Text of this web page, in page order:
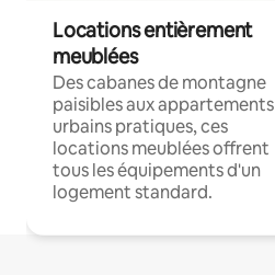
Locations entièrement
meublées
Des cabanes de montagne
paisibles aux appartements
urbains pratiques, ces
locations meublées offrent
tous les équipements d'un
logement standard.